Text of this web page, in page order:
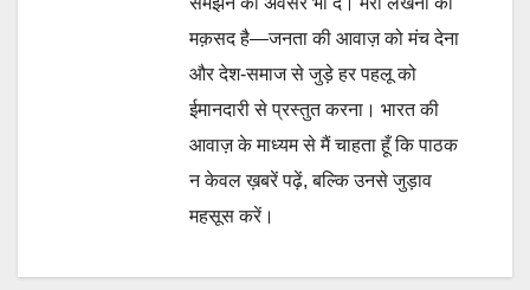
मक़सद है—जनता की आवाज़ को मंच देना
और देश-समाज से जुड़े हर पहलू को
ईमानदारी से प्रस्तुत करना। भारत की
आवाज़ के माध्यम से मैं चाहता हूँ कि पाठक
न केवल ख़बरें पढ़ें, बल्कि उनसे जुड़ाव
महसूस करें।